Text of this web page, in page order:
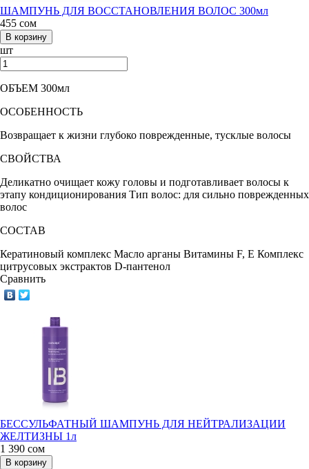
ШАМПУНЬ ДЛЯ ВОССТАНОВЛЕНИЯ ВОЛОС 300мл
455 сом
шт
ОБЪЕМ 300мл
ОСОБЕННОСТЬ
Возвращает к жизни глубоко поврежденные, тусклые волосы
СВОЙСТВА
Деликатно очищает кожу головы и подготавливает волосы к
этапу кондиционирования Тип волос: для сильно поврежденных
волос
СОСТАВ
Кератиновый комплекс Масло арганы Витамины F, Е Комплекс
цитрусовых экстрактов D-пантенол
Сравнить
БЕССУЛЬФАТНЫЙ ШАМПУНЬ ДЛЯ НЕЙТРАЛИЗАЦИИ
ЖЕЛТИЗНЫ 1л
1 390 сом